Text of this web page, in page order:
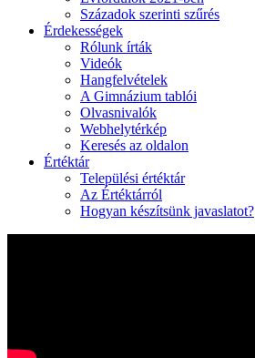
Századok szerinti szűrés
Érdekességek
Rólunk írták
Videók
Hangfelvételek
A Gimnázium tablói
Olvasnivalók
Webhelytérkép
Keresés az oldalon
Értéktár
Települési értéktár
Az Értéktárról
Hogyan készítsünk javaslatot?